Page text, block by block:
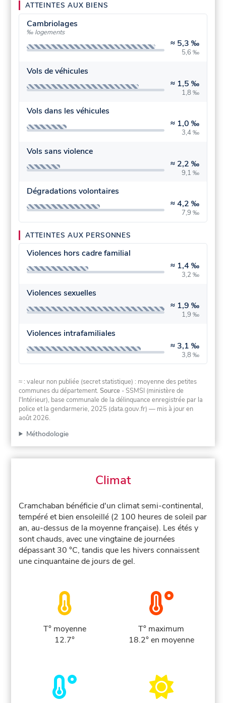
ATTEINTES AUX BIENS
Cambriolages
‰ logements
≈ 5,3 ‰
5,6 ‰
Vols de véhicules
≈ 1,5 ‰
1,8 ‰
Vols dans les véhicules
≈ 1,0 ‰
3,4 ‰
Vols sans violence
≈ 2,2 ‰
9,1 ‰
Dégradations volontaires
≈4,2 ‰
7,9 ‰
ATTEINTES AUX PERSONNES
Violences hors cadre familial
≈ 1,4 ‰
3,2 ‰
Violences sexuelles
≈ 1,9 ‰
1,9 ‰
Violences intrafamiliales
≈ 3,1 ‰
3,8 ‰
≈ : valeur non publiée (secret statistique) : moyenne des petites
communes du département.Source - SSMSI (ministère de
l'Intérieur), base communale de la délinquance enregistrée par la
police et la gendarmerie, 2025 (data.gouv.fr) — mis à jour en
août 2026.
Méthodologie
Climat
Cramchaban bénéficie d'un climat semi-continental,
tempéré et bien ensoleillé (2 100 heures de soleil par
an, au-dessus de la moyenne française). Les étés y
sont chauds, avec une vingtaine de journées
dépassant 30 °C, tandis que les hivers connaissent
une cinquantaine de jours de gel.
T° moyenne
12.7°
T° maximum
18.2° en moyenne